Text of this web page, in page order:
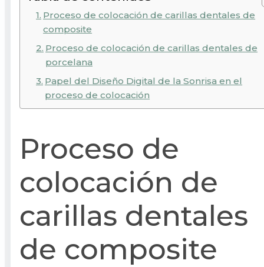
Proceso de colocación de carillas dentales de
composite
Proceso de colocación de carillas dentales de
porcelana
Papel del Diseño Digital de la Sonrisa en el
proceso de colocación
Proceso de
colocación de
carillas dentales
de composite